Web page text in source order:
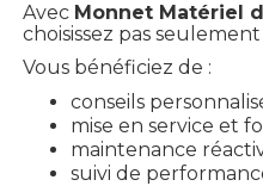
Avec Monnet Matériel
choisissez pas
Vous bénéficiez de :
conseils
mise en service et
maintenance
suivi de